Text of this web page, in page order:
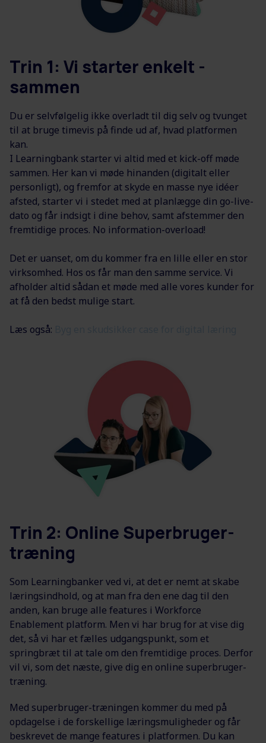
Trin 1: Vi starter enkelt -
sammen
Du er selvfølgelig ikke overladt til dig selv og tvunget
til at bruge timevis på finde ud af, hvad platformen
kan.
I Learningbank starter vi altid med et kick-off møde
sammen. Her kan vi møde hinanden (digitalt eller
personligt), og fremfor at skyde en masse nye idéer
afsted, starter vi i stedet med at planlægge din go-live-
dato og får indsigt i dine behov, samt afstemmer den
fremtidige proces. No information-overload!
Det er uanset, om du kommer fra en lille eller en stor
virksomhed. Hos os får man den samme service. Vi
afholder altid sådan et møde med alle vores kunder for
at få den bedst mulige start.
Læs også:
Trin 2: Online Superbruger-
træning
Som Learningbanker ved vi, at det er nemt at skabe
læringsindhold, og at man fra den ene dag til den
anden, kan bruge alle features i Workforce
Enablement platform. Men vi har brug for at vise dig
det, så vi har et fælles udgangspunkt, som et
springbræt til at tale om den fremtidige proces. Derfor
vil vi, som det næste, give dig en online superbruger-
træning.
Med superbruger-træningen kommer du med på
opdagelse i de forskellige læringsmuligheder og får
beskrevet de mange features i platformen. Du kan